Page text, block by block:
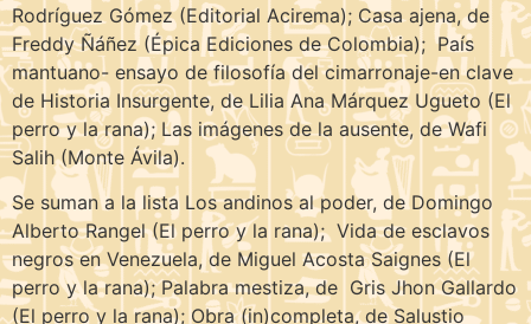
Rodríguez Gómez (Editorial Acirema); Casa ajena, de
Freddy Ñáñez (Épica Ediciones de Colombia); País
mantuano- ensayo de filosofía del cimarronaje-en clave
de Historia Insurgente, de Lilia Ana Márquez Ugueto (El
perro y la rana); Las imágenes de la ausente, de Wafi
Salih (Monte Ávila).
Se suman a la lista Los andinos al poder, de Domingo
Alberto Rangel (El perro y la rana); Vida de esclavos
negros en Venezuela, de Miguel Acosta Saignes (El
perro y la rana); Palabra mestiza, de Gris Jhon Gallardo
(El perro y la rana); Obra (in)completa, de Salustio